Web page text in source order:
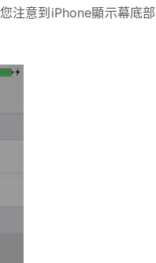
注意到iPhone顯示幕底部